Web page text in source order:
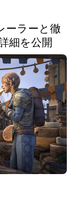
ーラーと徹
細を公開